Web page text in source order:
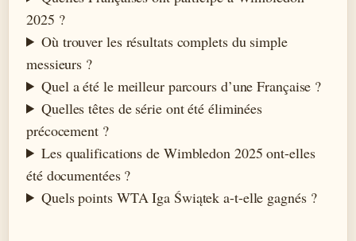
2025 ?
Où trouver les résultats complets du simple
messieurs ?
Quel a été le meilleur parcours d’une Française ?
Quelles têtes de série ont été éliminées
précocement ?
Les qualifications de Wimbledon 2025 ont-elles
été documentées ?
Quels points WTA Iga Świątek a-t-elle gagnés ?